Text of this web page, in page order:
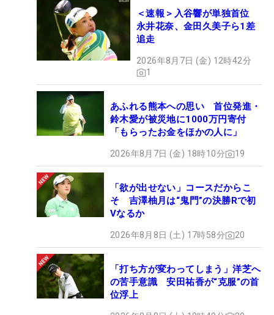
＜速報＞入谷響が単独首位
永井花奈、金田久美子ら1差
追走
2026年8月7日 (金) 12時42分
1
あふれる熊本への思い 首位発進・
鈴木愛が被災地に1000万円寄付
「もらったお金をほかの人に」
2026年8月7日 (金) 18時10分 19
「欲が出せない」コースだからこ
そ 吉澤柚月は“鬼門”の決勝Rで初
Vなるか
2026年8月8日 (土) 17時58分 20
「打ち方が変わってしまう」洋芝へ
の苦手意識 安田祐香が“克服”の首
位浮上